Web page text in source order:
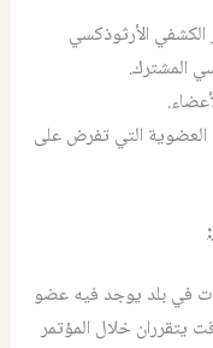
الأرثوذكسي
المشترك.
العضوية التي تفرض على
:
في بلد يوجد فيه عضو
يتقرران خلال المؤتمر